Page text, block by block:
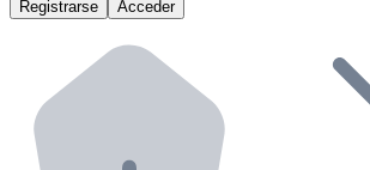
Bitnovo ATM
Integra un ATM Bitnovo en tu
Bitnovo API
Registrarse Acceder